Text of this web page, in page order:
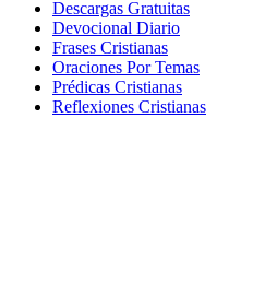
Descargas Gratuitas
Devocional Diario
Frases Cristianas
Oraciones Por Temas
Prédicas Cristianas
Reflexiones Cristianas